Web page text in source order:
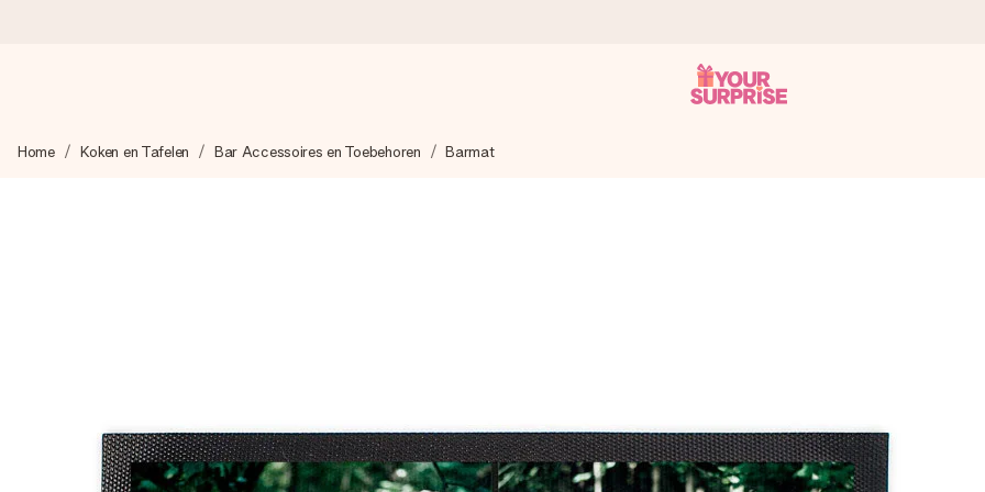
We maken jouw cadeau met zorg en zorgen dat het razendsnel onderweg is - zodat jij kunt geven op precies het juiste moment,
Home Koken en Tafelen Bar Accessoires en Toebehoren Barmat